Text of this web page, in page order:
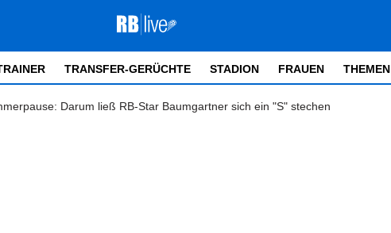
TRANSFER-GERÜCHTE STADION FRAUEN THEMEN
Darum ließ RB-Star Baumgartner sich ein "S" stechen